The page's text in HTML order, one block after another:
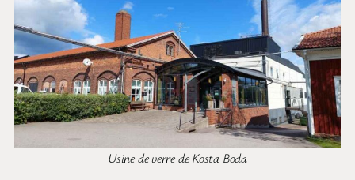
Usine de verre de Kosta Boda